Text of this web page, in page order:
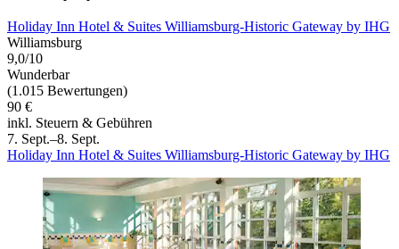
Holiday Inn Hotel & Suites Williamsburg-Historic Gateway by IHG
Williamsburg
9,0/10
Wunderbar
(1.015 Bewertungen)
90 €
inkl. Steuern & Gebühren
7. Sept.–8. Sept.
Holiday Inn Hotel & Suites Williamsburg-Historic Gateway by IHG